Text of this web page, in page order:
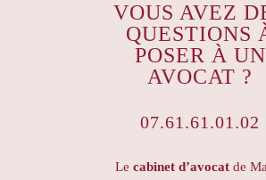
VOUS AVEZ
QUESTIONS
POSER À UN
AVOCAT ?
07.61.61.01.02
Le cabinet d’avocatde